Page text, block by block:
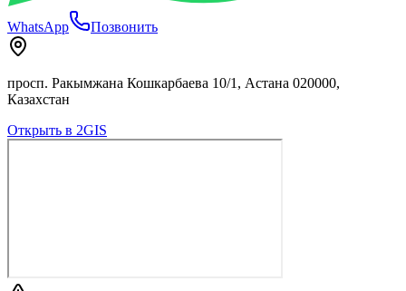
WhatsApp Позвонить
просп. Ракымжана Кошкарбаева 10/1, Астана 020000,
Казахстан
Открыть в 2GIS